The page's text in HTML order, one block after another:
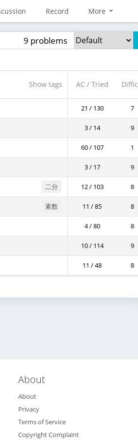
Record More
9 problems
Show tags AC / Tried
21 / 130 7
3 / 14 9
60 / 107 1
3 / 17 9
二分 12 / 103 8
素数 11 / 85 8
4 / 80 8
10 / 114 9
11 / 48 8
About
About
Privacy
Terms of Service
Copyright Complaint